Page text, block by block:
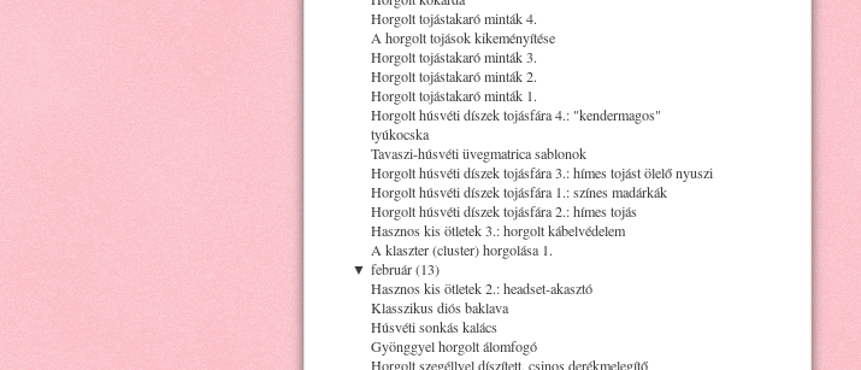
Horgolt tojástakaró minták 4.
A horgolt tojások kikeményítése
Horgolt tojástakaró minták 3.
Horgolt tojástakaró minták 2.
Horgolt tojástakaró minták 1.
Horgolt húsvéti díszek tojásfára 4.: "kendermagos"
tyúkocska
Tavaszi-húsvéti üvegmatrica sablonok
Horgolt húsvéti díszek tojásfára 3.: hímes tojást ölelő nyuszi
Horgolt húsvéti díszek tojásfára 1.: színes madárkák
Horgolt húsvéti díszek tojásfára 2.: hímes tojás
Hasznos kis ötletek 3.: horgolt kábelvédelem
A klaszter (cluster) horgolása 1.
▼ február (13)
Hasznos kis ötletek 2.: headset-akasztó
Klasszikus diós baklava
Húsvéti sonkás kalács
Gyönggyel horgolt álomfogó
Horgolt szegéllyel díszített, csinos derékmelegítő